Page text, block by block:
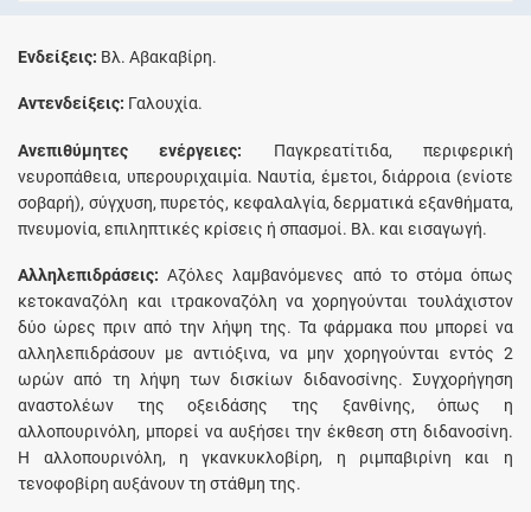
Eνδείξεις: Βλ. Αβακαβίρη.
Aντενδείξεις: Γαλουχία.
Aνεπιθύμητες ενέργειες: Παγκρεατίτιδα, περιφερική
νευροπάθεια, υπερουριχαιμία. Nαυτία, έμετοι, διάρροια (ενίοτε
σοβαρή), σύγχυση, πυρετός, κεφαλαλγία, δερματικά εξανθήματα,
πνευμονία, επιληπτικές κρίσεις ή σπασμοί. Bλ. και εισαγωγή.
Αλληλεπιδράσεις: Αζόλες λαμβανόμενες από το στόμα όπως
κετοκαναζόλη και ιτρακοναζόλη να χoρηγoύvται τoυλάχιστov
δύo ώρες πριv από τηv λήψη της. Τα φάρμακα που μπορεί να
αλληλεπιδράσουν με αντιόξινα, να μην χορηγούνται εντός 2
ωρών από τη λήψη των δισκίων διδανοσίνης. Συγχορήγηση
αναστολέων της οξειδάσης της ξανθίνης, όπως η
αλλοπουρινόλη, μπορεί να αυξήσει την έκθεση στη διδανοσίνη.
Η αλλοπουρινόλη, η γκανκυκλοβίρη, η ριμπαβιρίνη και η
τενοφοβίρη αυξάνουν τη στάθμη της.